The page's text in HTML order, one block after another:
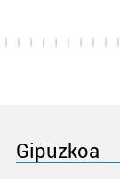
Gipuzkoa